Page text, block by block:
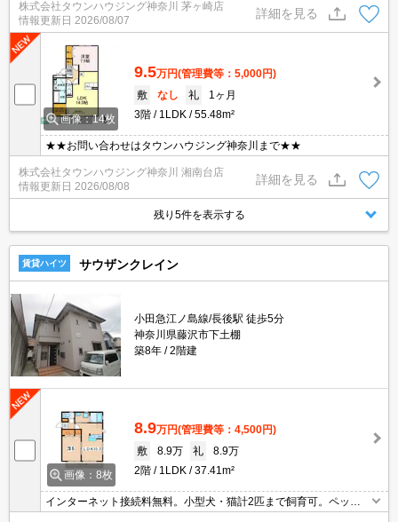
株式会社タウンハウジング神奈川 茅ヶ崎店
情報更新日 2026/08/07
詳細を見る
画像：14枚
9.5万円(管理費等：5,000円)
敷
なし 礼
1ヶ月
3階
1LDK 55.48m²
★★お問い合わせはタウンハウジング神奈川まで★★
株式会社タウンハウジング神奈川 湘南台店
情報更新日 2026/08/08
詳細を見る
残り5件を表示する
賃貸ハイツ サウザンクレイン
小田急江ノ島線/長後駅 徒歩5分
神奈川県藤沢市下土棚
築8年
2階建
画像：8枚
8.9万円(管理費等：4,500円)
敷
8.9万 礼
8.9万
2階
1LDK 37.41m²
インターネット接続料無料。小型犬・猫計2匹まで飼育可。ペット
飼育時は敷金2ヶ月(但し解約時全額償却)。原付バイク応相談。仲介